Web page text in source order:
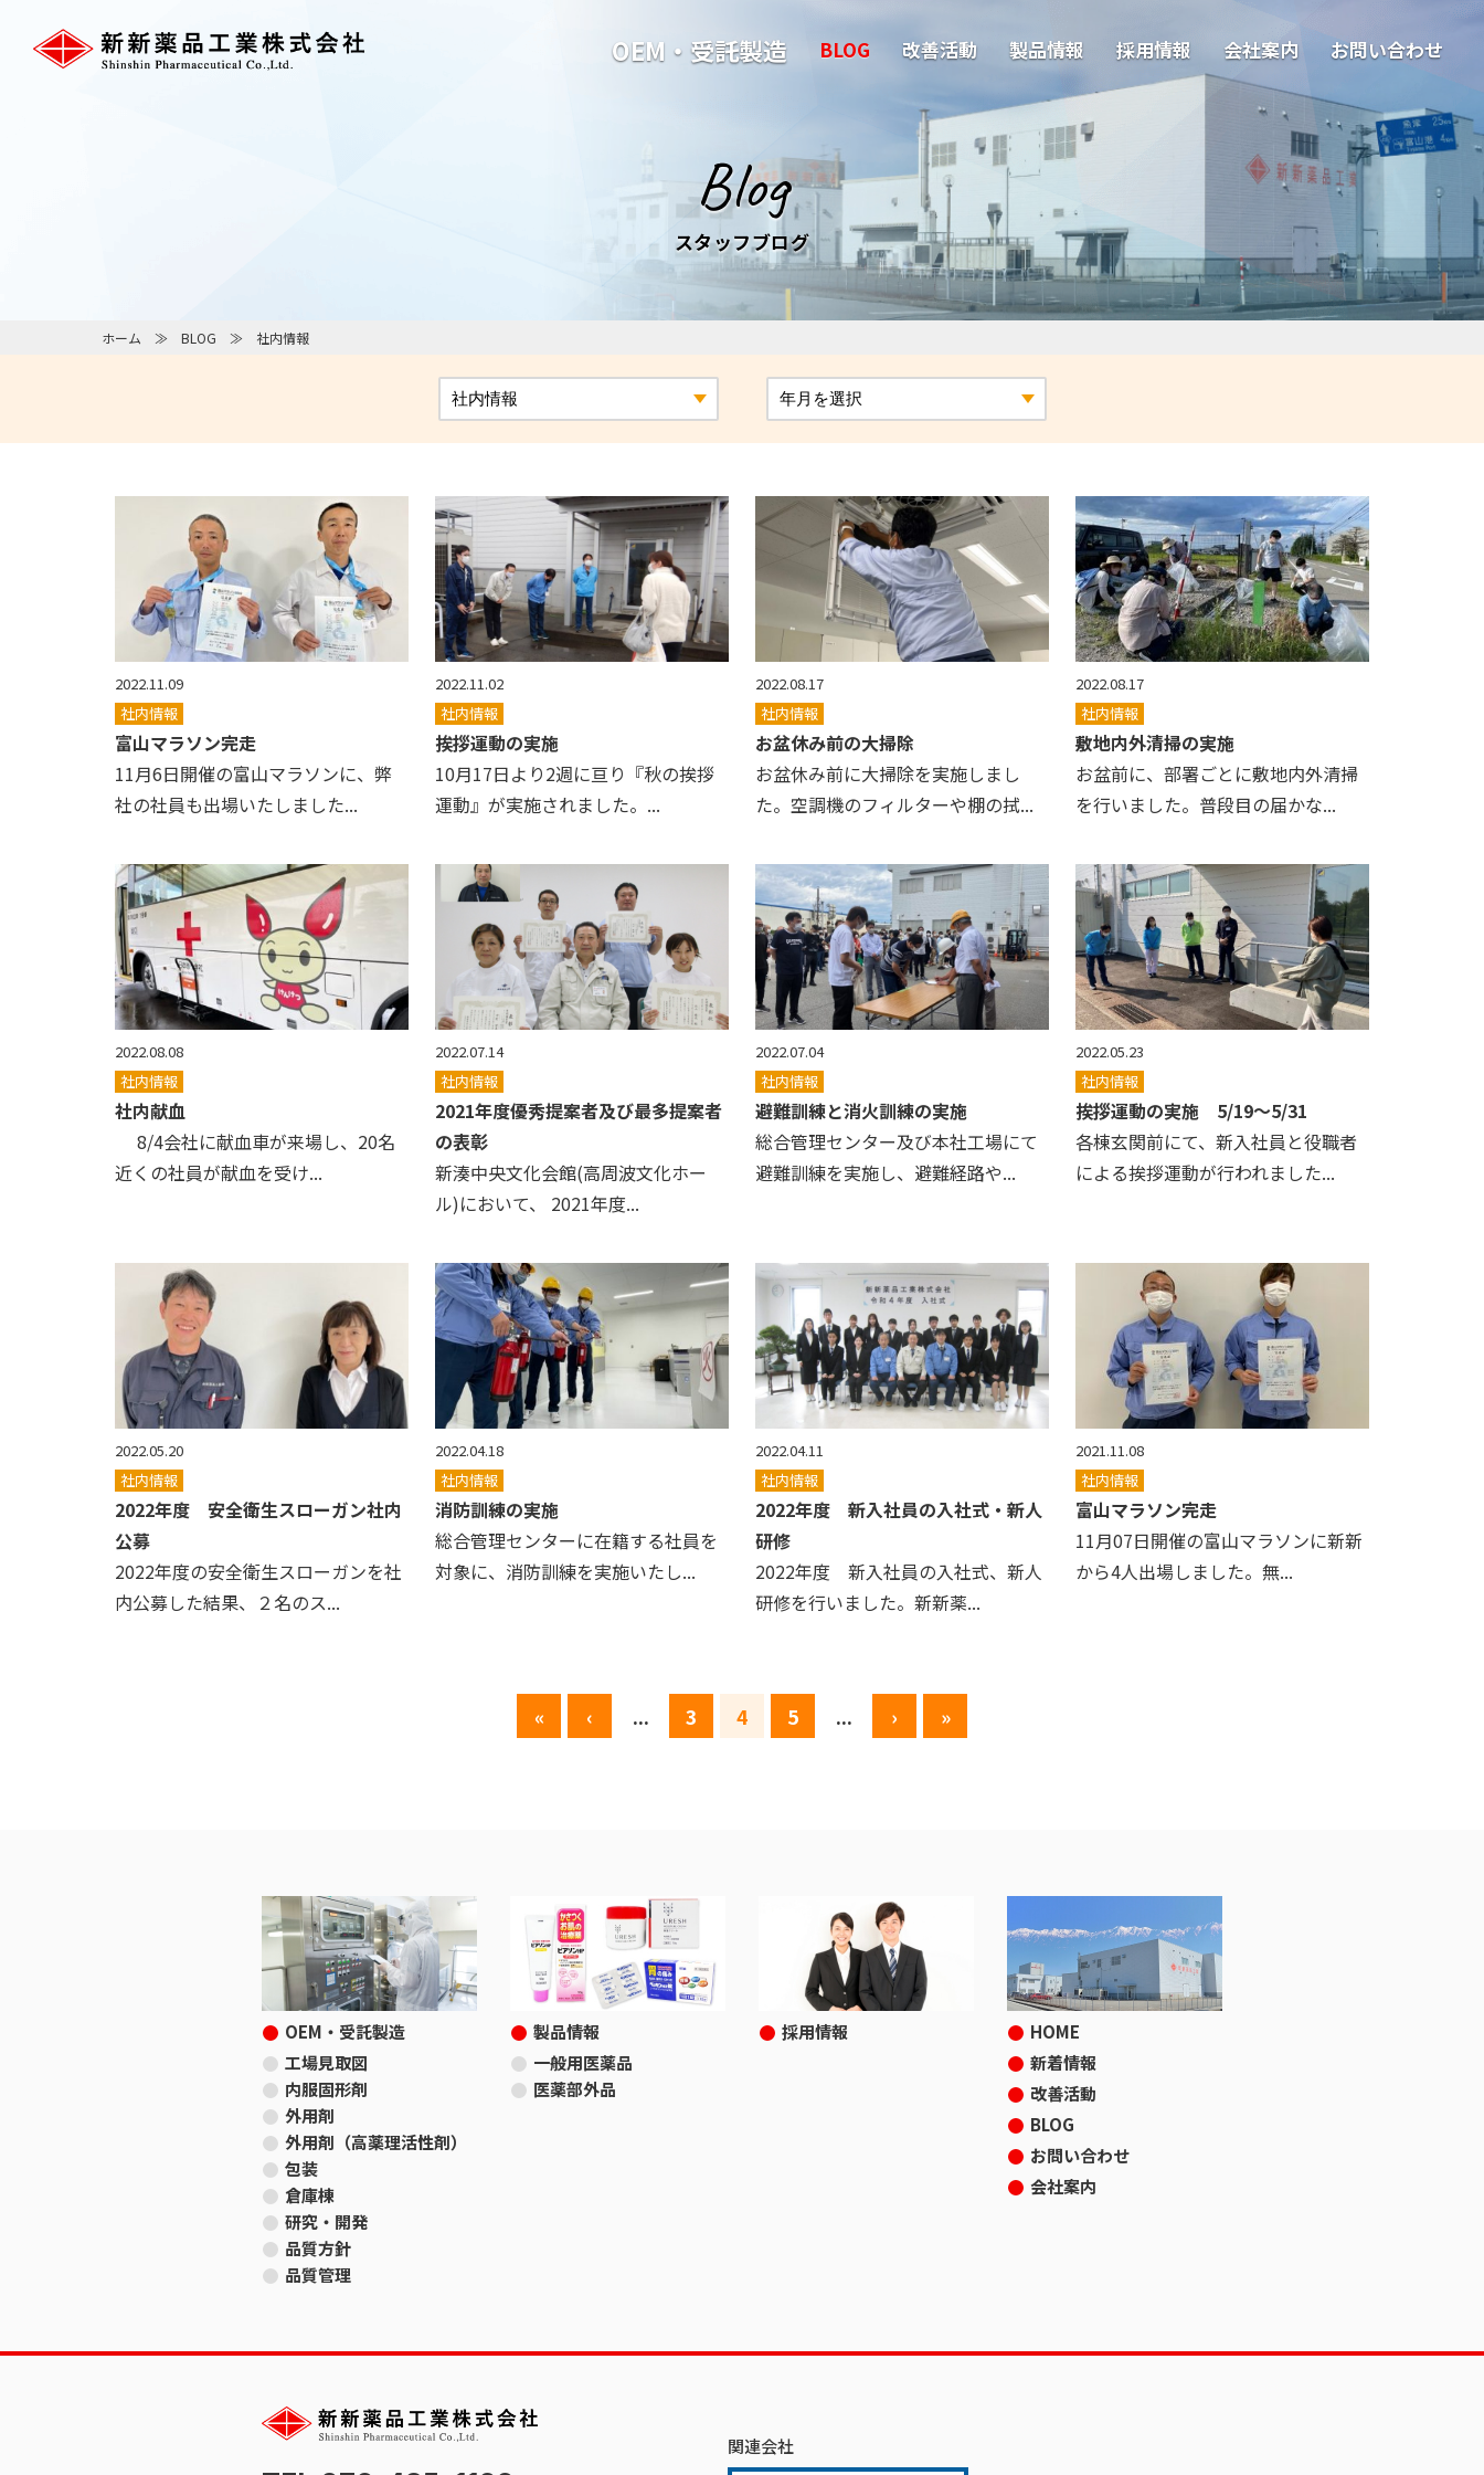
OEM・受託製造 BLOG 改善活動 製品情報 採用情報 会社案内 お問い合わせ
Blog
スタッフブログ
ホーム BLOG 社内情報
2022.11.09
社内情報
富山マラソン完走
11月6日開催の富山マラソンに、弊
社の社員も出場いたしました...
2022.11.02
社内情報
挨拶運動の実施
10月17日より2週に亘り『秋の挨拶
運動』が実施されました。...
2022.08.17
社内情報
お盆休み前の大掃除
お盆休み前に大掃除を実施しまし
た。空調機のフィルターや棚の拭...
2022.08.17
社内情報
敷地内外清掃の実施
お盆前に、部署ごとに敷地内外清掃
を行いました。普段目の届かな...
2022.08.08
社内情報
社内献血
8/4会社に献血車が来場し、20名
近くの社員が献血を受け...
2022.07.14
社内情報
2021年度優秀提案者及び最多提案者
の表彰
新湊中央文化会館(高周波文化ホー
ル)において、 2021年度...
2022.07.04
社内情報
避難訓練と消火訓練の実施
総合管理センター及び本社工場にて
避難訓練を実施し、避難経路や...
2022.05.23
社内情報
挨拶運動の実施 5/19～5/31
各棟玄関前にて、新入社員と役職者
による挨拶運動が行われました...
2022.05.20
社内情報
2022年度 安全衛生スローガン社内
公募
2022年度の安全衛生スローガンを社
内公募した結果、２名のス...
2022.04.18
社内情報
消防訓練の実施
総合管理センターに在籍する社員を
対象に、消防訓練を実施いたし...
2022.04.11
社内情報
2022年度 新入社員の入社式・新人
研修
2022年度 新入社員の入社式、新人
研修を行いました。新新薬...
2021.11.08
社内情報
富山マラソン完走
11月07日開催の富山マラソンに新新
から4人出場しました。無...
« ‹ ... 3 4 5 ... › »
OEM・受託製造
工場見取図
内服固形剤
外用剤
外用剤（高薬理活性剤）
包装
倉庫棟
研究・開発
品質方針
品質管理
製品情報
一般用医薬品
医薬部外品
採用情報
HOME
新着情報
改善活動
BLOG
お問い合わせ
会社案内
関連会社